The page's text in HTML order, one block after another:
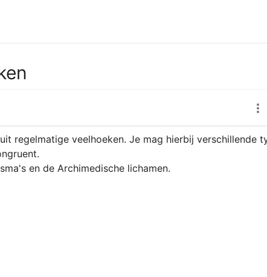
regelmatige veelhoeken. Je mag hierbij verschillende
en de Archimedische lichamen.